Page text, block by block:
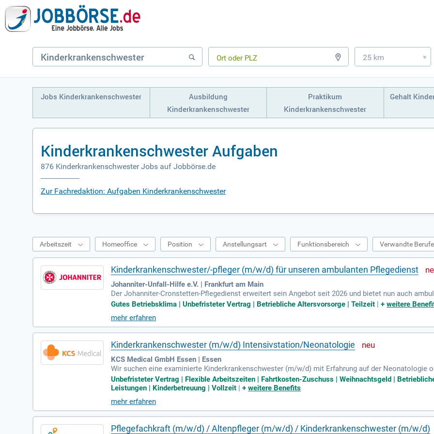
25 km »
Jobs Kinderkrankenschwester
Ausbildung
Kinderkrankenschwester
Praktikum
Kinderkrankenschwester
Gehalt
Kinderkrankenschwester Aufgaben
876 Kinderkrankenschwester Jobs auf Jobbörse.de
Zur Fachredaktion: Aufgaben Kinderkrankenschwester
Arbeitszeit Homeoffice Position Anstellungsart Funktionsbereich Verwandte Berufe
Kinderkrankenschwester/-pfleger (m/w/d) für unseren ambulanten Pflegedienst
Johanniter-Unfall-Hilfe e.V. | Frankfurt am Main
Der Johanniter-Cronstetten-Pflegedienst erweitert sein Angebot seit 2026 und bietet nun auch
zgebiet umfasst Frankfurt (Eckenheim, Eschersheim, Nieder-Eschbach, Unterliederbach),
unseres Teams suchen wir engagierte Pflegekräfte, die mit Fachkenntnis und Empathie arbeiten.
g von Kindern und Jugendlichen, wobei auch die Betreuung älterer Patient*innen Teil Ihrer
me Pflege und behalten den Gesundheitszustand Ihrer Patient*innen stets im Blick. Dokumentation
Gutes Betriebsklima | Unbefristeter Vertrag | Betriebliche Altersvorsorge | Teilzeit |+weitere
mehr erfahren
Kinderkrankenschwester (m/w/d) Intensivstation/Neonatologie
KCS Medical GmbH Essen | Essen
Wir suchen eine examinierte Kinderkrankenschwester (m/w/d) mit Erfahrung auf der Neonatologie
fügst du über die Fachweiterbildung in der pädiatrischen Intensiv-/Anästhesiepflege, was jedoch
tungsbewusstsein und Hingabe mit. Wir bieten dir einen unbefristeten Arbeitsvertrag mit einem
en, auch bei Krankheit und Urlaub, und profitiere von 30 Urlaubstagen, die du dir frei einteilen kannst.
Unbefristeter Vertrag | Flexible Arbeitszeiten | Fahrtkosten-Zuschuss | Weihnachtsgeld |
Leistungen | Kinderbetreuung | Vollzeit |+weitere Benefits
mehr erfahren
Pflegefachkraft (m/w/d) / Altenpfleger (m/w/d) / Kinderkrankenschwester (m/w/d)